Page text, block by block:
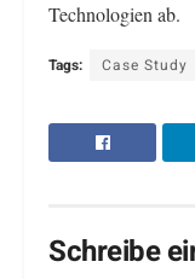
Technologien ab.
Tags: Case Study
Schreibe